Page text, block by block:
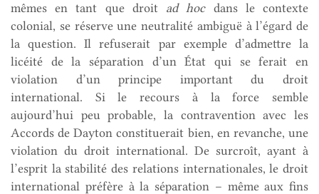
mêmes en tant que droit ad hocdans le contexte
colonial, se réserve une neutralité ambiguë à l’égard de
la question. Il refuserait par exemple d’admettre la
licéité de la séparation d’un État qui se ferait en
violation d’un principe important du droit
international. Si le recours à la force semble
aujourd’hui peu probable, la contravention avec les
Accords de Dayton constituerait bien, en revanche, une
violation du droit international. De surcroît, ayant à
l’esprit la stabilité des relations internationales, le droit
international préfère à la séparation – même aux fins